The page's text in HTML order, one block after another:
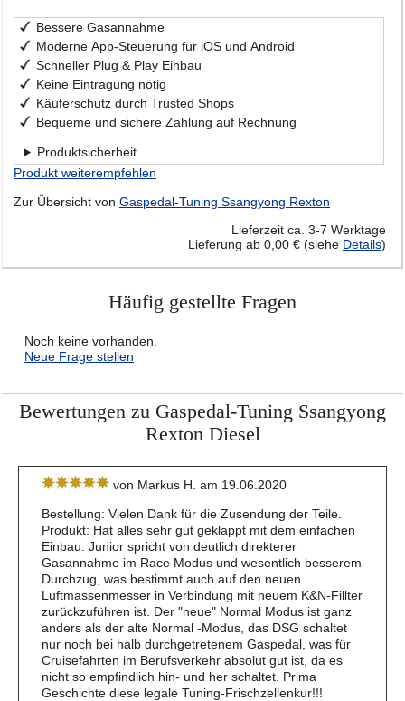
Bessere Gasannahme
Moderne App-Steuerung für iOS und Android
Schneller Plug & Play Einbau
Keine Eintragung nötig
Käuferschutz durch Trusted Shops
Bequeme und sichere Zahlung auf Rechnung
Produktsicherheit
Produkt weiterempfehlen
Zur Übersicht von Gaspedal-Tuning Ssangyong Rexton
Lieferzeit ca. 3-7 Werktage
Lieferung ab 0,00 € (siehe Details)
Häufig gestellte Fragen
Noch keine vorhanden.
Neue Frage stellen
Bewertungen zu Gaspedal-Tuning Ssangyong
Rexton Diesel
von Markus H. am 19.06.2020
Bestellung: Vielen Dank für die Zusendung der Teile.
Produkt: Hat alles sehr gut geklappt mit dem einfachen
Einbau. Junior spricht von deutlich direkterer
Gasannahme im Race Modus und wesentlich besserem
Durchzug, was bestimmt auch auf den neuen
Luftmassenmesser in Verbindung mit neuem K&N-Fillter
zurückzuführen ist. Der "neue" Normal Modus ist ganz
anders als der alte Normal -Modus, das DSG schaltet
nur noch bei halb durchgetretenem Gaspedal, was für
Cruisefahrten im Berufsverkehr absolut gut ist, da es
nicht so empfindlich hin- und her schaltet. Prima
Geschichte diese legale Tuning-Frischzellenkur!!!